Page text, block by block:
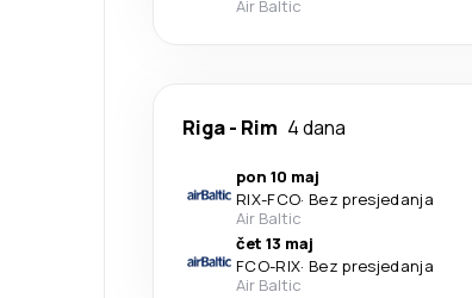
Air Baltic
Riga- Rim 4 dana
pon 10 maj
RIX-FCO· Bez presjedanja
Air Baltic
čet 13 maj
FCO-RIX· Bez presjedanja
Air Baltic